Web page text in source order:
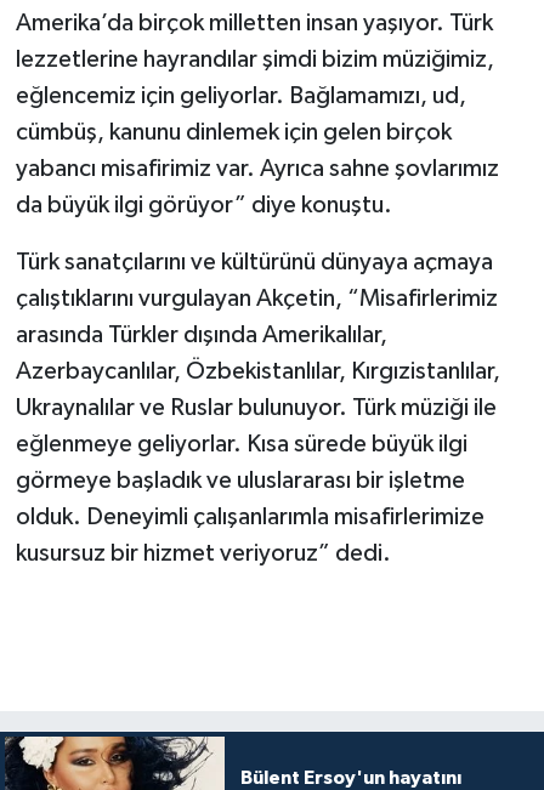
Amerika’da birçok milletten insan yaşıyor. Türk
lezzetlerine hayrandılar şimdi bizim müziğimiz,
eğlencemiz için geliyorlar. Bağlamamızı, ud,
cümbüş, kanunu dinlemek için gelen birçok
yabancı misafirimiz var. Ayrıca sahne şovlarımız
da büyük ilgi görüyor” diye konuştu.
Türk sanatçılarını ve kültürünü dünyaya açmaya
çalıştıklarını vurgulayan Akçetin, “Misafirlerimiz
arasında Türkler dışında Amerikalılar,
Azerbaycanlılar, Özbekistanlılar, Kırgızistanlılar,
Ukraynalılar ve Ruslar bulunuyor. Türk müziği ile
eğlenmeye geliyorlar. Kısa sürede büyük ilgi
görmeye başladık ve uluslararası bir işletme
olduk. Deneyimli çalışanlarımla misafirlerimize
kusursuz bir hizmet veriyoruz” dedi.
Bülent Ersoy'un hayatını